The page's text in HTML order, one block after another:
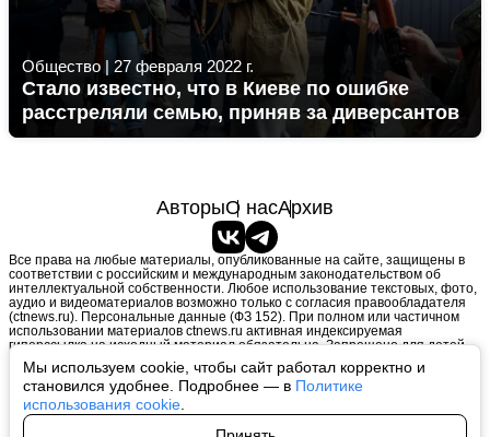
Мы используем cookie, чтобы сайт работал корректно и
становился удобнее. Подробнее — в Политике
использования cookie
Общество| 27 февраля 2022 г.
Стало известно, что в Киеве по ошибке
расстреляли семью, приняв за диверсантов
АвторыО насАрхив
Все права на любые материалы, опубликованные на сайте, защищены в
соответствии с российским и международным законодательством об
интеллектуальной собственности. Любое использование текстовых, фото,
аудио и видеоматериалов возможно только с согласия правообладателя
(ctnews.ru). Персональные данные (ФЗ 152). При полном или частичном
использовании материалов ctnews.ru активная индексируемая
гиперссылка на исходный материал обязательна. Запрещено для детей.
Оригинал текста:
https://ctnews.ru/
Пользовательское соглашение|Политика конфиденциальности |
Политика использования cookie
На информационном ресурсе применяются рекомендательные
технологии (информационные технологии предоставления информации
на основе сбора, систематизации и анализа сведений, относящихся к